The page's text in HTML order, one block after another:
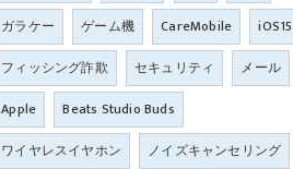
ガラケー
ゲーム機 CareMobile
iOS15
フィッシング詐欺
セキュリティ
メール
Apple
Beats Studio Buds
ワイヤレスイヤホン
ノイズキャンセリング